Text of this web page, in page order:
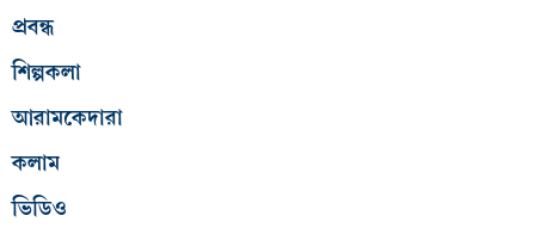
প্রবন্ধ
শিল্পকলা
আরামকেদারা
কলাম
ভিডিও